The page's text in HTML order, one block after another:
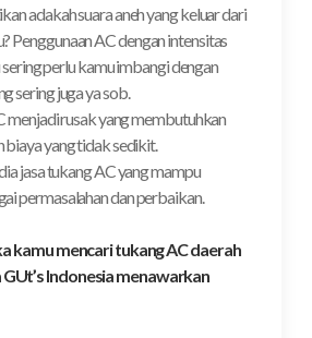
adakah suara aneh yang keluar dari
Penggunaan AC dengan intensitas
perlu kamu imbangi dengan
sering juga ya sob.
menjadi rusak yang membutuhkan
biaya yang tidak sedikit.
jasa tukang AC yang mampu
permasalahan dan perbaikan.
kamu mencari tukang AC daerah
Indonesia menawarkan